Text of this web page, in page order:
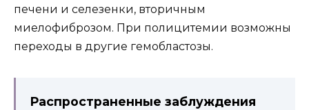
печени и селезенки, вторичным
миелофиброзом. При полицитемии возможны
переходы в другие гемобластозы.
Распространенные заблуждения